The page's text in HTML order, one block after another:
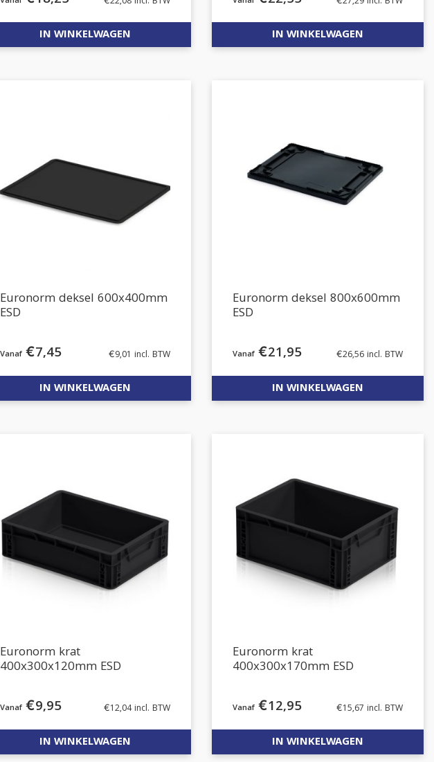
IN WINKELWAGEN IN WINKELWAGEN
Euronorm deksel 600x400mm
ESD
€7,45 €9,01 incl. BTW
IN WINKELWAGEN
Euronorm deksel 800x600mm
ESD
€21,95 €26,56incl. BTW
IN WINKELWAGEN
Euronorm krat
400x300x120mm ESD
€9,95 €12,04incl. BTW
IN WINKELWAGEN
Euronorm krat
400x300x170mm ESD
€12,95 €15,67 incl. BTW
IN WINKELWAGEN